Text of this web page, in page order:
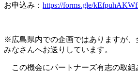
お申込み： https://forms.gle/
※広島県内での企画ではありますが、
みなさんへお送りしています。
この機会にパートナーズ有志の取組